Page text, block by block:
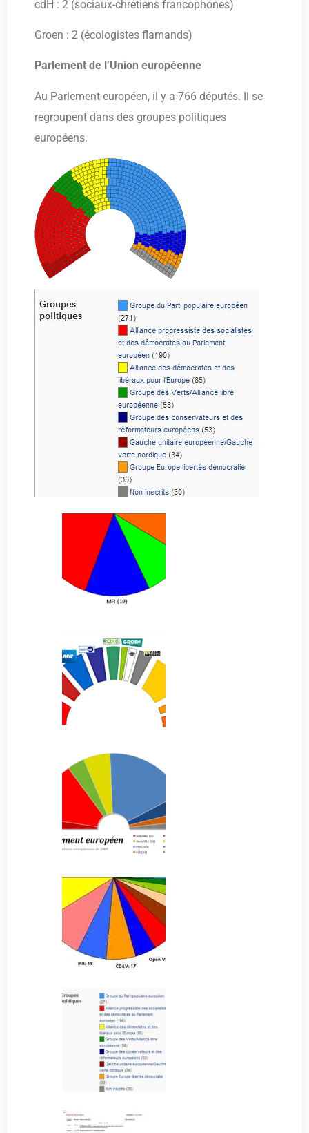
cdH : 2 (sociaux-chrétiens francophones)
Groen : 2 (écologistes flamands)
Parlement de l’Union européenne
Au Parlement européen, il y a 766 députés. Il se
regroupent dans des groupes politiques
européens.